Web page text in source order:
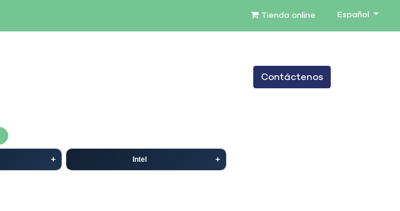
Tienda online Español
BLOG
Contáctenos
Intel